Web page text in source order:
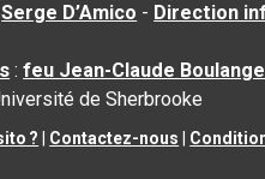
Serge D’Amico - Direction
:feu Jean-Claude
de Sherbrooke
? Contactez-nous